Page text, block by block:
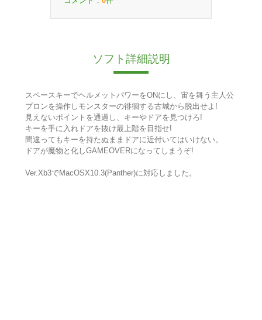
ソフト詳細説明
スペースキーでヘルメットパワーをONにし、宙を舞う主人公
プロンを操作しモンスターの徘徊する古城から脱出せよ!
見えないポイントを通過し、キーやドアを見つけろ!
キーを手に入れドアを抜け最上階を目指せ!
間違ってもキーを持たぬままドアに近付いてはいけない。
ドアが魔物と化しGAMEOVERになってしまうぞ!
Ver.Xb3でMacOSX10.3(Panther)に対応しました。